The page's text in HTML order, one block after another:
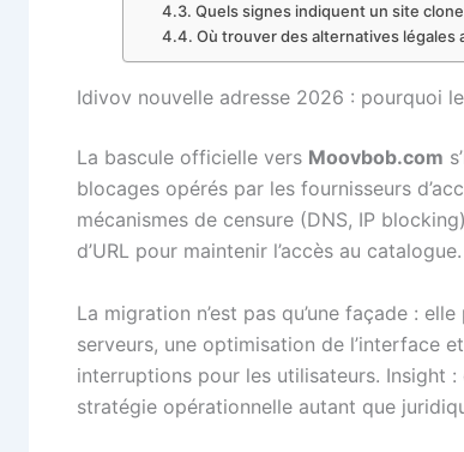
Quels signes indiquent un site
Où trouver des alternatives légales
Idivov nouvelle adresse 2026 : pourquoi
La bascule officielle vers Moovbob.com
blocages opérés par les fournisseurs
mécanismes de censure (DNS, IP
d’URL pour maintenir l’accès au catalogue.
La migration n’est pas qu’une façade :
serveurs, une optimisation de l’interface
interruptions pour les utilisateurs. Insight
stratégie opérationnelle autant que